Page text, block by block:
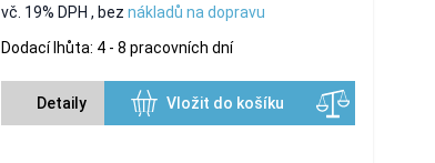
vč. 19% DPH , bez nákladů na dopravu
Dodací lhůta: 4 - 8 pracovních dní
Detaily Vložit do košíku